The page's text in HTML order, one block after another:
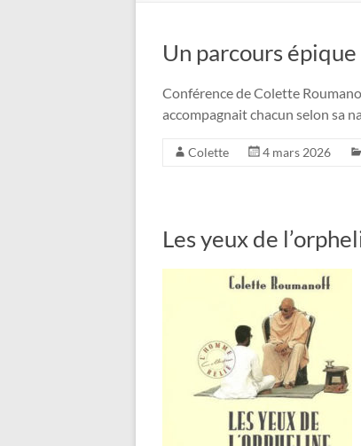
Un parcours
Conférence de Colette
accompagnait chacun selon sa
Colette 4 mars 2026
Les yeux de